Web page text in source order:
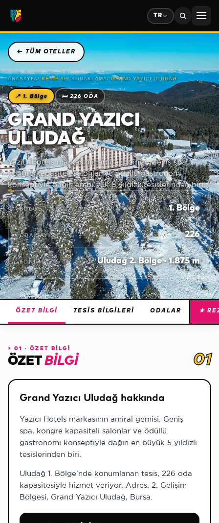
TR
← TÜM OTELLER
ANASAYFA/ KEYIF AL/ KONAKLAMA/ GRAND YAZICI ULUDAĞ
📍 1. Bölge 🛏226 ODA
GRAND YAZICI
ULUDAĞ
Yazıcı Hotels markasının amiral gemisi. Geniş spa,
kongre kapasiteli salonlar ve ödüllü gastronomi
konseptiyle dağın en büyük 5 yıldızlı tesislerinden biri.
BÖLGE 1. Bölge
ODA SAYISI 226
KONUM Uludağ 2. Bölge · 1.875 m
ÖZET BILGI TESIS BILGILERI ODALAR ★
⏵ 01 · ÖZET BİLGİ
ÖZETBILGI 01
Grand Yazıcı Uludağ hakkında
Yazıcı Hotels markasının amiral gemisi. Geniş
spa, kongre kapasiteli salonlar ve ödüllü
gastronomi konseptiyle dağın en büyük 5 yıldızlı
tesislerinden biri.
Uludağ 1. Bölge'nde konumlanan tesis, 226 oda
kapasitesiyle hizmet veriyor. Adres: 2. Gelişim
Bölgesi, Grand Yazıcı Uludağ, Bursa.